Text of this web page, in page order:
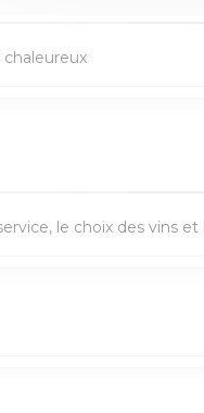
le choix des vins et